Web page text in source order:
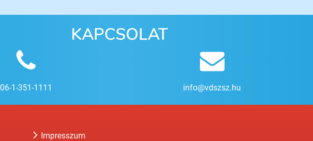
KAPCSOLAT
06-1-351-1111 info@vdszsz.hu
Impresszum